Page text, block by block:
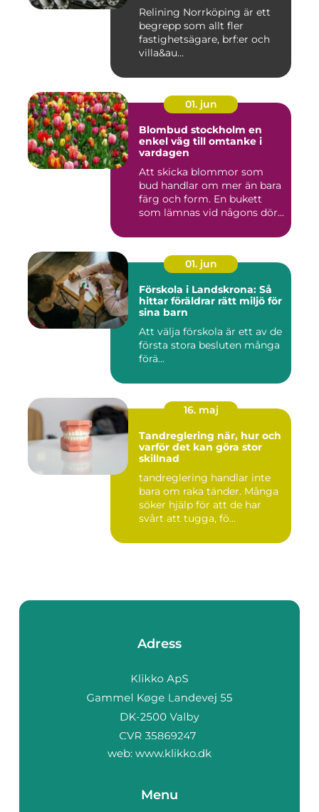
Relining Norrköping är ett
begrepp som allt fler
fastighetsägare, brf:er och
villa&au...
01. jun
Blombud stockholm en
enkel väg till omtanke i
vardagen
Att skicka blommor som
bud handlar om mer än bara
färg och form. En bukett
som lämnas vid någons dör...
01. jun
Förskola i Landskrona: Så
hittar föräldrar rätt miljö för
sina barn
Att välja förskola är ett av de
första stora besluten många
förä...
16. maj
Tandreglering när, hur och
varför det kan göra stor
skillnad
tandreglering handlar inte
bara om raka tänder. Många
söker hjälp för att de har
svårt att tugga, fö...
Adress
web: www.klikko.dk
Menu